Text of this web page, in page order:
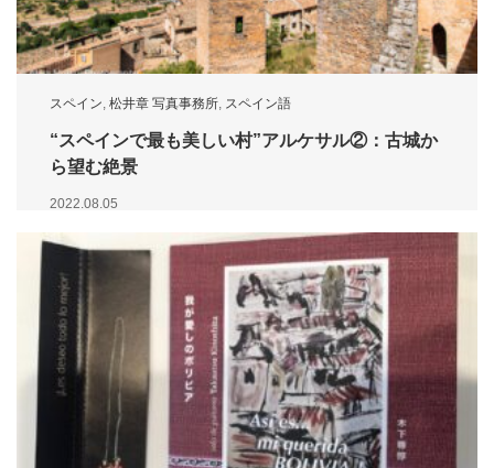
スペイン, 松井章 写真事務所, スペイン語
“スペインで最も美しい村”アルケサル②：古城か
ら望む絶景
2022.08.05